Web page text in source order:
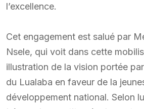
l’excellence.
Cet engagement est salué par
Nsele, qui voit dans cette
illustration de la vision portée
du Lualaba en faveur de la
développement national. Selon